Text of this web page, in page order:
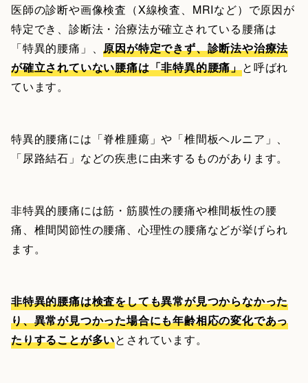
医師の診断や画像検査（X線検査、MRIなど）で原因が
特定でき、診断法・治療法が確立されている腰痛は
「特異的腰痛」、原因が特定できず、診断法や治療法
が確立されていない腰痛は「非特異的腰痛」と呼ばれ
ています。
特異的腰痛には「脊椎腫瘍」や「椎間板ヘルニア」、
「尿路結石」などの疾患に由来するものがあります。
非特異的腰痛には筋・筋膜性の腰痛や椎間板性の腰
痛、椎間関節性の腰痛、心理性の腰痛などが挙げられ
ます。
非特異的腰痛は検査をしても異常が見つからなかった
り、異常が見つかった場合にも年齢相応の変化であっ
たりすることが多いとされています。